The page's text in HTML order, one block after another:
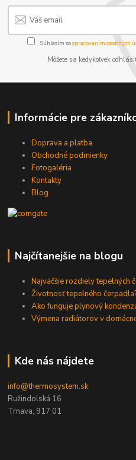
Súhlasím sospracovaním osobných
Môžete sa kedykoľvek
Informácie pre
Doprava a platba
Obchodné podmienky
Fotogaléria
Kontakty
Blog
Najčítanejšie na blogu
Najväčšie rozdiely tepelných
Životnosť tepelného
Ako funguje plynový
Výmena radiátorov v
Kde nás nájdete
info@thermosystem.sk
Ružindolská 16
Trnava, 917 01